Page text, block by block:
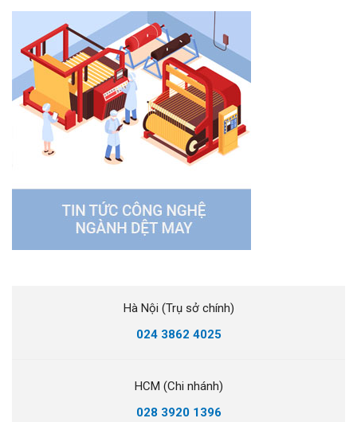
Hà Nội (Trụ sở chính)
024 3862 4025
HCM (Chi nhánh)
028 3920 1396